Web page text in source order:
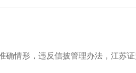
确情形，违反信披管理办法，江苏证